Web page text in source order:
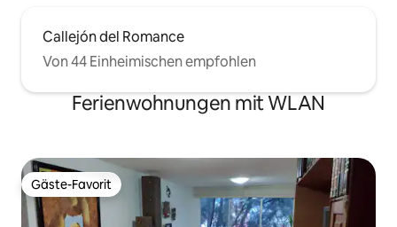
Callejón del Romance
Von 44 Einheimischen empfohlen
Ferienwohnungen mit WLAN
Gäste-Favorit
Gäste-Favorit